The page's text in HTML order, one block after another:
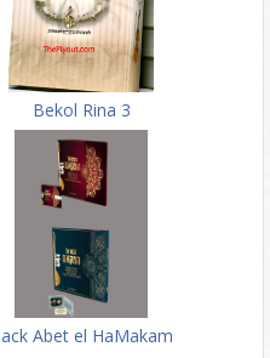
Bekol Rina 3
Abet el HaMakam